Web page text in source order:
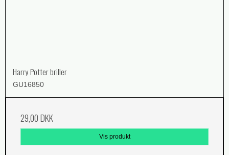
Harry Potter briller
GU16850
29,00 DKK
Vis produkt